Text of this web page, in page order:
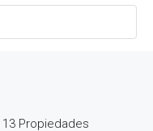
13 Propiedades